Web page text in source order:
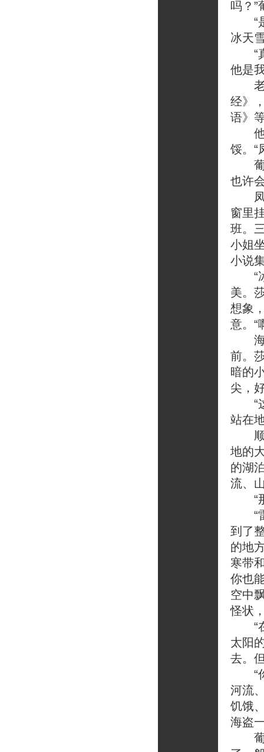
吗？”
“是
冰天
“真
他是
老
经》
语》
他
馁。“
葡
也许
凤
窗里
班。
小姐
小说
“冰
美。
想象
意。“
海
前。
暗的
尖，
“这
站在
顺
地的
的湖
流、
“那
“雷
到了
的地
寒带
你也
空中
怪状
“在
太阳
去。
“你
河流
饥饿
海盗
葡